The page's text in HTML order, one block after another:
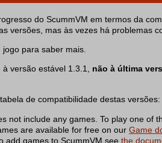
do ScummVM em termos da
versões, mas às vezes há problemas
para saber mais.
versão estável 1.3.1, não à última
de compatibilidade destas versões:
not include any games. To play one
are available for free on our Game
add games to ScummVM see the